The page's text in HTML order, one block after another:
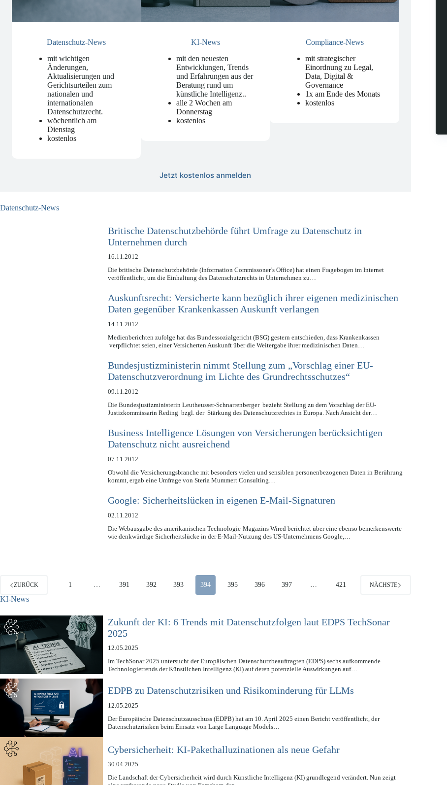
Datenschutz-News
mit wichtigen
Änderungen,
Aktualisierungen und
Gerichtsurteilen zum
nationalen und
internationalen
Datenschutzrecht.
wöchentlich am
Dienstag
kostenlos
KI-News
mit den neuesten
Entwicklungen, Trends
und Erfahrungen aus der
Beratung rund um
künstliche Intelligenz..
alle 2 Wochen am
Donnerstag
kostenlos
Compliance-News
mit strategischer
Einordnung zu Legal,
Data, Digital &
Governance
1x am Ende des Monats
kostenlos
Jetzt kostenlos anmelden
Datenschutz-News
Britische Datenschutzbehörde führt Umfrage zu Datenschutz in
Unternehmen durch
16.11.2012
Die britische Datenschutzbehörde (Information Commissoner’s Office) hat einen Fragebogen im Internet
veröffentlicht, um die Einhaltung des Datenschutzrechts in Unternehmen zu…
Auskunftsrecht: Versicherte kann bezüglich ihrer eigenen medizinischen
Daten gegenüber Krankenkassen Auskunft verlangen
14.11.2012
Medienberichten zufolge hat das Bundessozialgericht (BSG) gestern entschieden, dass Krankenkassen
verpflichtet seien, einer Versicherten Auskunft über die Weitergabe ihrer medizinischen Daten…
Bundesjustizministerin nimmt Stellung zum „Vorschlag einer EU-
Datenschutzverordnung im Lichte des Grundrechtsschutzes“
09.11.2012
Die Bundesjustizministerin Leutheusser-Schnarrenberger bezieht Stellung zu dem Vorschlag der EU-
Justizkommissarin Reding bzgl. der Stärkung des Datenschutzrechtes in Europa. Nach Ansicht der…
Business Intelligence Lösungen von Versicherungen berücksichtigen
Datenschutz nicht ausreichend
07.11.2012
Obwohl die Versicherungsbranche mit besonders vielen und sensiblen personenbezogenen Daten in Berührung
kommt, ergab eine Umfrage von Steria Mummert Consulting…
Google: Sicherheitslücken in eigenen E-Mail-Signaturen
02.11.2012
Die Webausgabe des amerikanischen Technologie-Magazins Wired berichtet über eine ebenso bemerkenswerte
wie denkwürdige Sicherheitslücke in der E-Mail-Nutzung des US-Unternehmens Google,…
ZURÜCK 1 … 391 392 393 394 395 396 397 … 421 NÄCHSTE
KI-News
Zukunft der KI: 6 Trends mit Datenschutzfolgen laut EDPS TechSonar
2025
12.05.2025
Im TechSonar 2025 untersucht der Europäischen Datenschutzbeauftragten (EDPS) sechs aufkommende
Technologietrends der Künstlichen Intelligenz (KI) auf deren potenzielle Auswirkungen auf…
EDPB zu Datenschutzrisiken und Risikominderung für LLMs
12.05.2025
Der Europäische Datenschutzausschuss (EDPB) hat am 10. April 2025 einen Bericht veröffentlicht, der
Datenschutzrisiken beim Einsatz von Large Language Models…
Cybersicherheit: KI-Pakethalluzinationen als neue Gefahr
30.04.2025
Die Landschaft der Cybersicherheit wird durch Künstliche Intelligenz (KI) grundlegend verändert. Nun zeigt